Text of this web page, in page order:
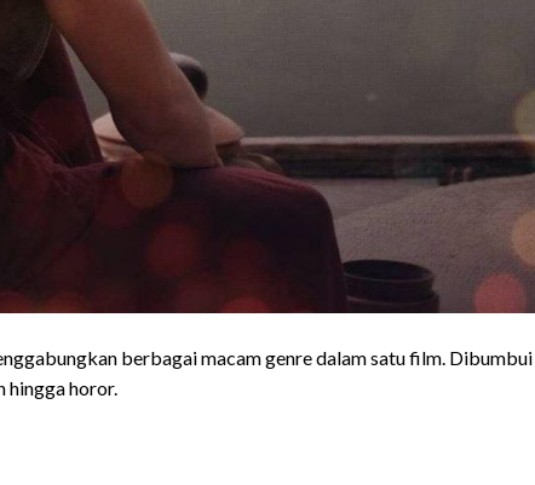
berbagai macam genre dalam satu film. Dibumbui
hingga horor.